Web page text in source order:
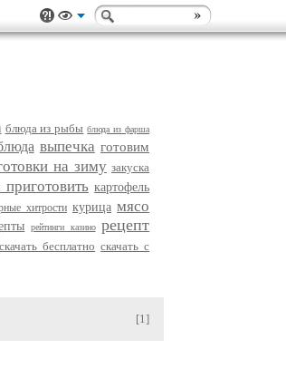
блюда из рыбы блюда из фарша
выпечка готовим
на зиму закуска
приготовить картофель
хитрости курица мясо
рейтинги казино рецепт
скачать бесплатно скачать с
[1]